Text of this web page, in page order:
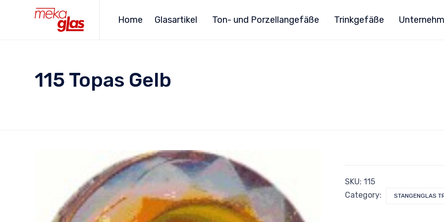
Home Glasartikel Ton- und Porzellangefäße Trinkgefäße
115 Topas Gelb
SKU:115
Category:
STANGENGLAS